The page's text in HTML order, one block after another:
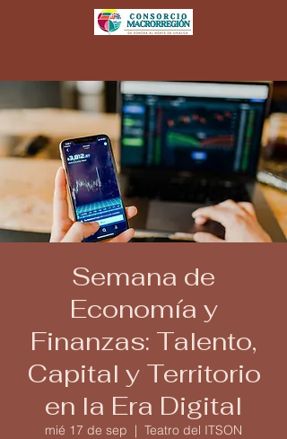
Semana de
Economía y
Finanzas: Talento,
Capital y Territorio
en la Era Digital
mié 17 de sep
  |
Teatro del ITSON